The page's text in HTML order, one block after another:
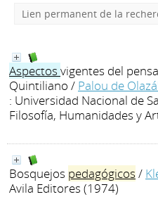
Lien permanent de la
Aspectos vigentes del
Quintiliano / Palou de
: Universidad Nacional de
Filosofía, Humanidades y
Bosquejos pedagógicos /
Avila Editores (1974)